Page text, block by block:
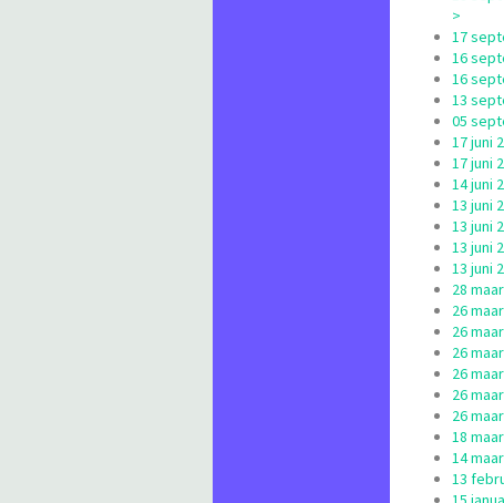
>
17
16
16
13
05
17 juni
17 juni
14 juni
13 juni
13 juni
13 juni
13 juni
28
26
26
26
26
26
26
18
14
13